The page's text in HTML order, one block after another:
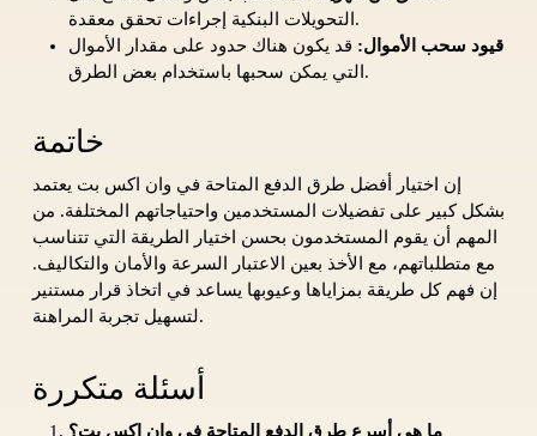
التحويلات البنكية إجراءات تحقق معقدة.
قيود سحب الأموال: قد يكون هناك حدود على مقدار الأموال
التي يمكن سحبها باستخدام بعض الطرق.
خاتمة
إن اختيار أفضل طرق الدفع المتاحة في وان اكس بت يعتمد
بشكل كبير على تفضيلات المستخدمين واحتياجاتهم المختلفة. من
المهم أن يقوم المستخدمون بحسن اختيار الطريقة التي تتناسب
مع متطلباتهم، مع الأخذ بعين الاعتبار السرعة والأمان والتكاليف.
إن فهم كل طريقة بمزاياها وعيوبها يساعد في اتخاذ قرار مستنير
لتسهيل تجربة المراهنة.
أسئلة متكررة
ما هي أسرع طرق الدفع المتاحة في وان اكس بت؟